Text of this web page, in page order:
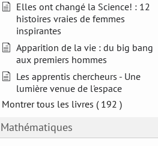
Elles ont changé la Science! : 12
histoires vraies de femmes
inspirantes
Apparition de la vie : du big bang
aux premiers hommes
Les apprentis chercheurs - Une
lumière venue de l'espace
Montrer tous les livres ( 192 )
Mathématiques